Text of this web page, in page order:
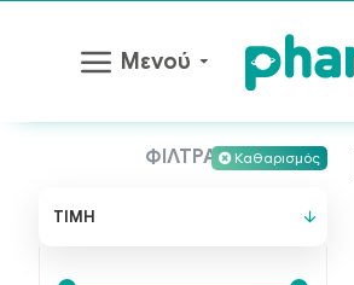
Μενού
ΦΊΛΤΡΑ Καθαρισμός
ΤΙΜΉ